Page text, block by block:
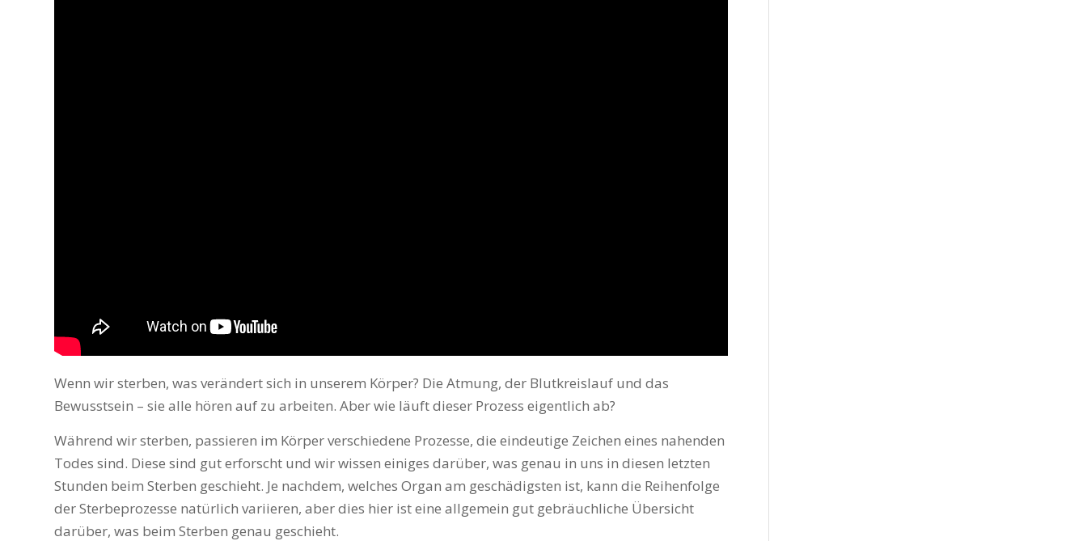
Wenn wir sterben, was verändert sich in unserem Körper? Die Atmung, der Blutkreislauf und das
Bewusstsein – sie alle hören auf zu arbeiten. Aber wie läuft dieser Prozess eigentlich ab?
Während wir sterben, passieren im Körper verschiedene Prozesse, die eindeutige Zeichen eines nahenden
Todes sind. Diese sind gut erforscht und wir wissen einiges darüber, was genau in uns in diesen letzten
Stunden beim Sterben geschieht. Je nachdem, welches Organ am geschädigsten ist, kann die Reihenfolge
der Sterbeprozesse natürlich variieren, aber dies hier ist eine allgemein gut gebräuchliche Übersicht
darüber, was beim Sterben genau geschieht.